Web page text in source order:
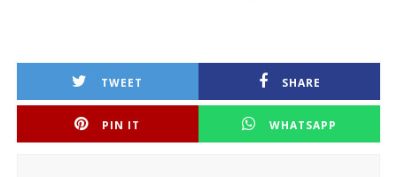
TWEET SHARE
PIN IT WHATSAPP